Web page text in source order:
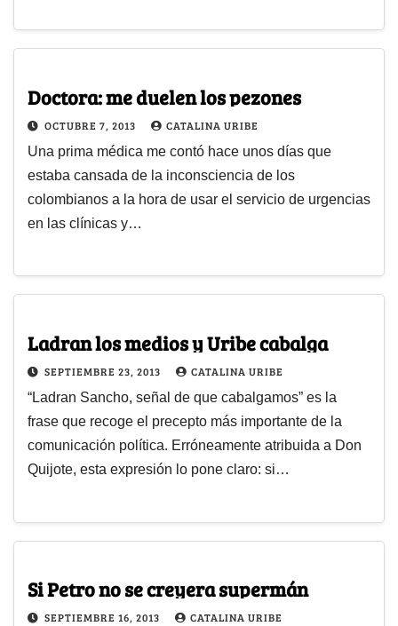
Doctora: me duelen los pezones
OCTUBRE 7, 2013 CATALINA URIBE
Una prima médica me contó hace unos días que
estaba cansada de la inconsciencia de los
colombianos a la hora de usar el servicio de urgencias
en las clínicas y…
Ladran los medios y Uribe cabalga
SEPTIEMBRE 23, 2013 CATALINA URIBE
“Ladran Sancho, señal de que cabalgamos” es la
frase que recoge el precepto más importante de la
comunicación política. Erróneamente atribuida a Don
Quijote, esta expresión lo pone claro: si…
Si Petro no se creyera supermán
SEPTIEMBRE 16, 2013 CATALINA URIBE